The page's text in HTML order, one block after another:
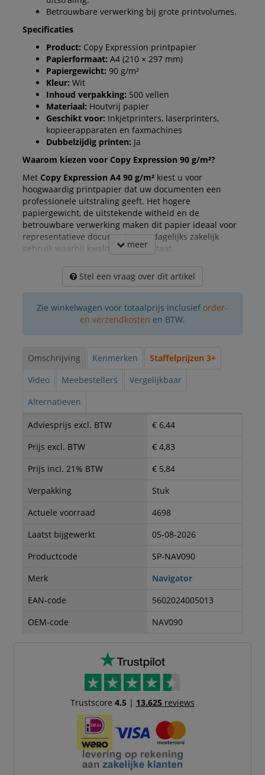
Betrouwbare verwerking bij grote printvolumes.
Specificaties
Product: Copy Expression printpapier
Papierformaat: A4 (210 × 297 mm)
Papiergewicht: 90 g/m²
Kleur: Wit
Inhoud verpakking: 500 vellen
Materiaal: Houtvrij papier
Geschikt voor: Inkjetprinters, laserprinters,
kopieerapparaten en faxmachines
Dubbelzijdig printen: Ja
Waarom kiezen voor Copy Expression 90 g/m²?
Met Copy Expression A4 90 g/m²kiest u voor
hoogwaardig printpapier dat uw documenten een
professionele uitstraling geeft. Het hogere
papiergewicht, de uitstekende witheid en de
betrouwbare verwerking maken dit papier ideaal voor
representatieve documenten en dagelijks zakelijk
gebruik waarbij kwaliteit voorop staat.
meer
Stel een vraag over dit artikel
Zie winkelwagen voor totaalprijs inclusief order-
en verzendkosten en BTW.
Omschrijving Kenmerken
Staffelprijzen 3+
Video
Meebestellers
Vergelijkbaar
Alternatieven
Adviesprijs excl. BTW
€ 6,44
Prijs excl. BTW
€ 4,83
Prijs incl. 21% BTW
€ 5,84
Verpakking
Stuk
Actuele voorraad
4698
Laatst bijgewerkt
05-08-2026
Productcode
SP-NAV090
Merk
Navigator
EAN-code
5602024005013
OEM-code
NAV090
Trustscore 4.5| 13.625reviews